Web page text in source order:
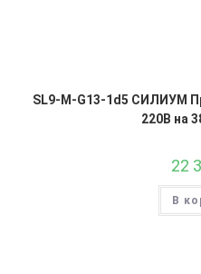
SL9-M-G13-1d5 СИЛИУМ
220В на
22
В